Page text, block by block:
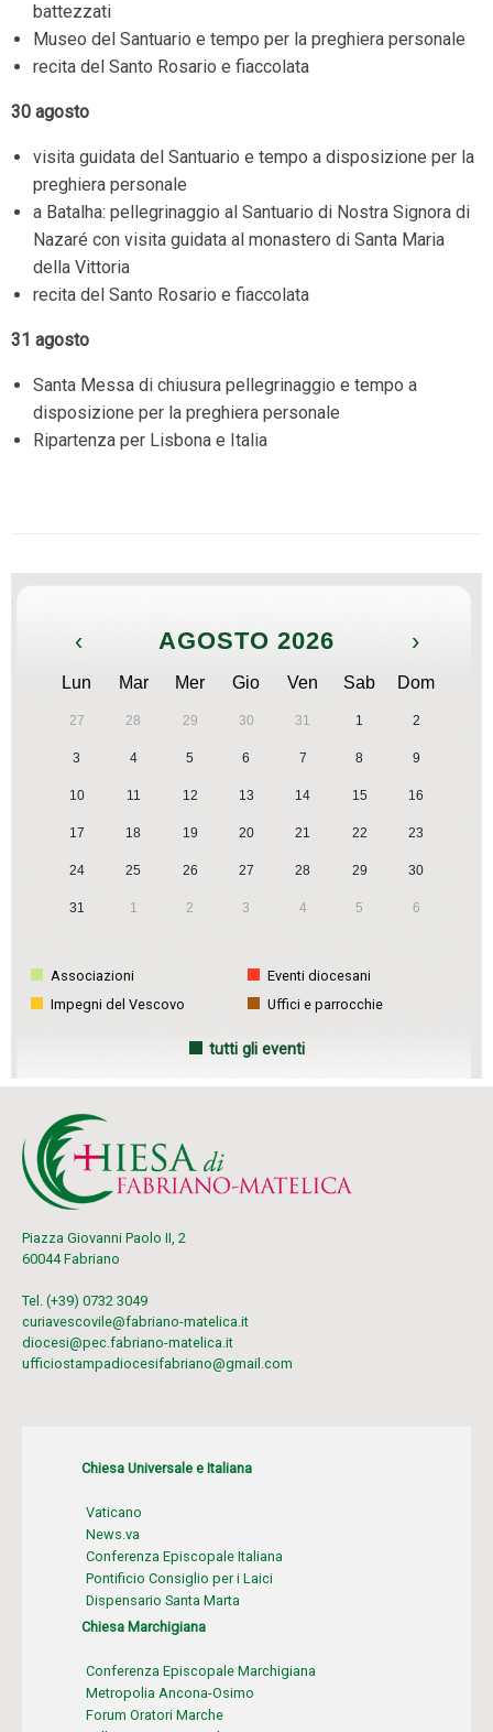
battezzati
Museo del Santuario e tempo per la preghiera personale
recita del Santo Rosario e fiaccolata
30 agosto
visita guidata del Santuario e tempo a disposizione per la
preghiera personale
a Batalha: pellegrinaggio al Santuario di Nostra Signora di
Nazaré con visita guidata al monastero di Santa Maria
della Vittoria
recita del Santo Rosario e fiaccolata
31 agosto
Santa Messa di chiusura pellegrinaggio e tempo a
disposizione per la preghiera personale
Ripartenza per Lisbona e Italia
‹ AGOSTO 2026 ›
Lun Mar Mer Gio Ven Sab Dom
27 28 29 30 31 1 2
3 4 5 6 7 8 9
10 11 12 13 14 15 16
17 18 19 20 21 22 23
24 25 26 27 28 29 30
31 1 2 3 4 5 6
Associazioni
Eventi diocesani
Impegni del Vescovo
Uffici e parrocchie
tutti gli eventi
Piazza Giovanni Paolo II, 2
60044 Fabriano
Tel. (+39) 0732 3049
curiavescovile@fabriano-matelica.it
diocesi@pec.fabriano-matelica.it
ufficiostampadiocesifabriano@gmail.com
Chiesa Universale e Italiana
Vaticano
News.va
Conferenza Episcopale Italiana
Pontificio Consiglio per i Laici
Dispensario Santa Marta
Chiesa Marchigiana
Conferenza Episcopale Marchigiana
Metropolia Ancona-Osimo
Forum Oratori Marche